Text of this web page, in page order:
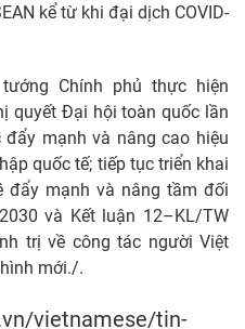
kể từ khi đại dịch COVID-
Chính phủ thực hiện
quyết Đại hội toàn quốc lần
mạnh và nâng cao hiệu
quốc tế; tiếp tục triển khai
đẩy mạnh và nâng tầm đối
và Kết luận 12–KL/TW
trị về công tác người Việt
mới./.
vietnamese/tin-